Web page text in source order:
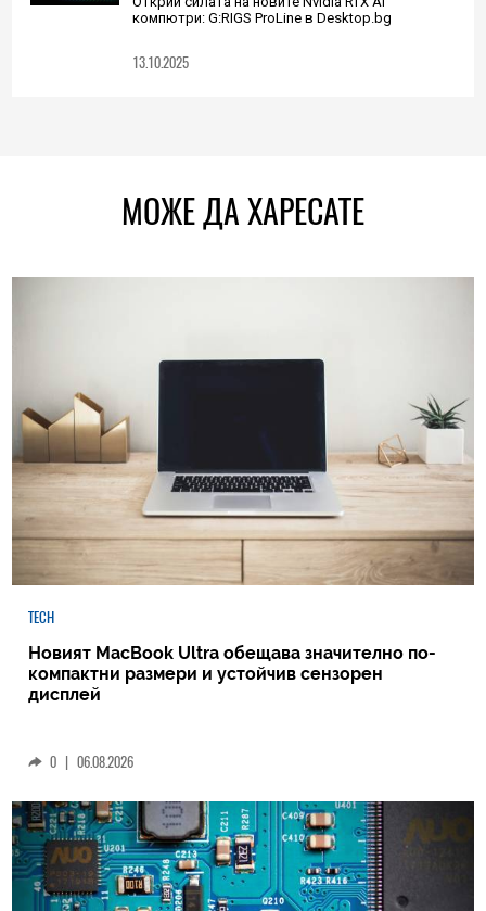
компютри: G:RIGS ProLine в Desktop.bg
13.10.2025
МОЖЕ ДА ХАРЕСАТЕ
TECH
Новият MacBook Ultra обещава значително по-
компактни размери и устойчив сензорен
дисплей
0 | 06.08.2026